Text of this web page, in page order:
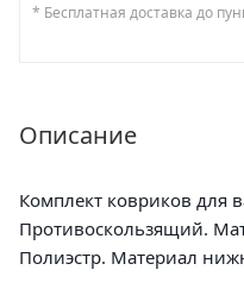
* Бесплатная доставка до
Описание
Комплект ковриков для
Противоскользящий.
Полиэстр. Материал